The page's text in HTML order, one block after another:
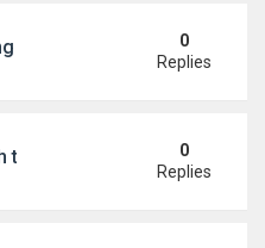
- Video YouTube ngâm bài
0
Replies
tứ bên bạn trai mới
0
Replies